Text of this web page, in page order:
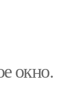
окно.